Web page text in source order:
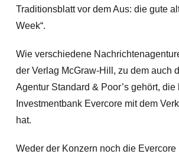
Traditionsblatt vor dem Aus: die gute
Week“.
Wie verschiedene
der Verlag McGraw-Hill, zu dem auch
Agentur Standard & Poor’s gehört, die
Investmentbank Evercore mit dem
hat.
Weder der Konzern noch die Evercore